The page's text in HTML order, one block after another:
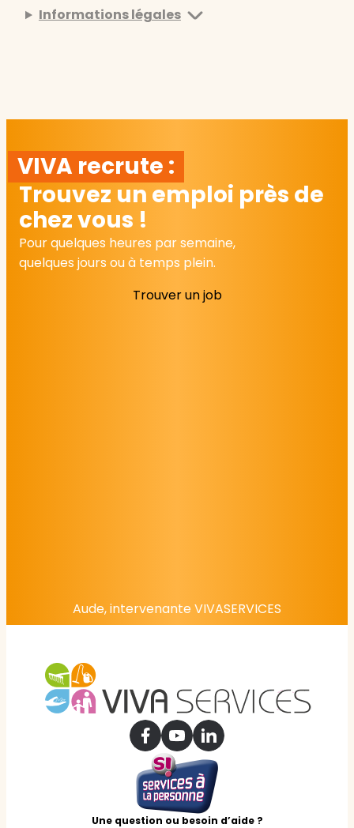
Informations légales
VIVA recrute :
Trouvez un emploi près de
chez vous !
Pour quelques heures par semaine,
quelques jours ou à temps plein.
Trouver un job
Aude, intervenante VIVASERVICES
Une question ou besoin d’aide ?